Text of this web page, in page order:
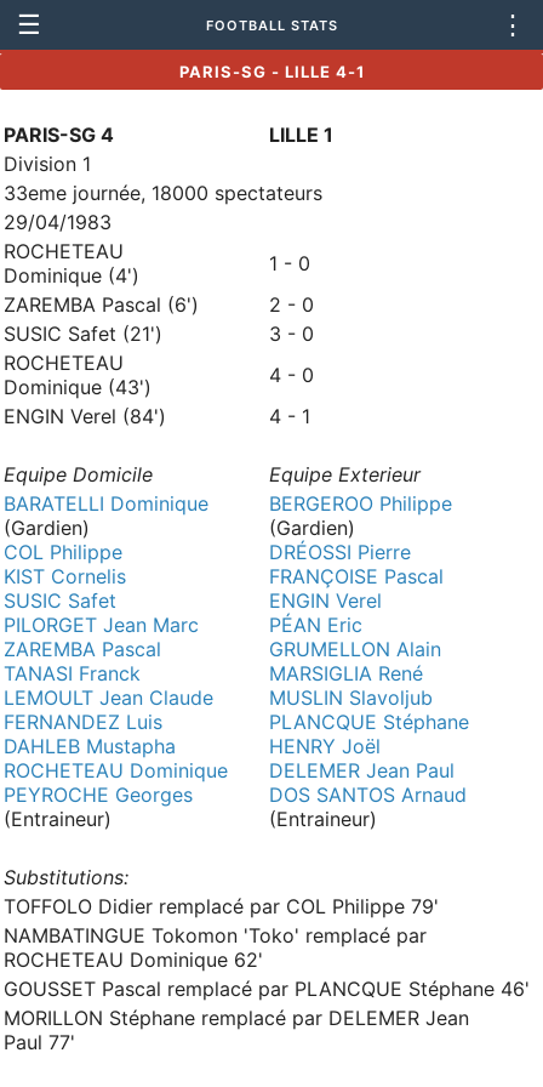
☰ FOOTBALL STATS ⋮
PARIS-SG - LILLE 4-1
PARIS-SG 4
LILLE 1
Division 1
33eme journée, 18000 spectateurs
29/04/1983
ROCHETEAU
Dominique (4')
1 - 0
ZAREMBA Pascal (6')
2 - 0
SUSIC Safet (21')
3 - 0
ROCHETEAU
Dominique (43')
4 - 0
ENGIN Verel (84')
4 - 1
Equipe Domicile
Equipe Exterieur
BARATELLI Dominique
(Gardien)
COL Philippe
KIST Cornelis
SUSIC Safet
PILORGET Jean Marc
ZAREMBA Pascal
TANASI Franck
LEMOULT Jean Claude
FERNANDEZ Luis
DAHLEB Mustapha
ROCHETEAU Dominique
PEYROCHE Georges
(Entraineur)
BERGEROO Philippe
(Gardien)
DRÉOSSI Pierre
FRANÇOISE Pascal
ENGIN Verel
PÉAN Eric
GRUMELLON Alain
MARSIGLIA René
MUSLIN Slavoljub
PLANCQUE Stéphane
HENRY Joël
DELEMER Jean Paul
DOS SANTOS Arnaud
(Entraineur)
Substitutions:
TOFFOLO Didier remplacé par COL Philippe 79'
NAMBATINGUE Tokomon 'Toko' remplacé par
ROCHETEAU Dominique 62'
GOUSSET Pascal remplacé par PLANCQUE Stéphane 46'
MORILLON Stéphane remplacé par DELEMER Jean
Paul 77'